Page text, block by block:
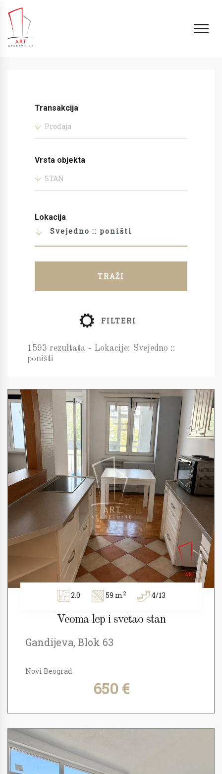
Transakcija
Prodaja
Vrsta objekta
STAN
Lokacija
Svejedno :: poništi
TRAŽI
FILTERI
1593 rezultata - Lokacije: Svejedno ::
poništi
2.0 59 m2 4/13
Veoma lep i svetao stan
Gandijeva, Blok 63
Novi Beograd
650 €